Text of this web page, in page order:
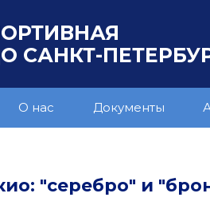
О нас Документы
"серебро" и